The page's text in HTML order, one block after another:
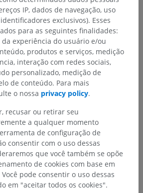
IP, dados de navegação, uso
exclusivos). Esses
para as seguintes finalidades:
experiência do usuário e/ou
produtos e serviços, medição
interação com redes sociais,
personalizado, medição de
de conteúdo. Para mais
o nossa privacy policy.
recusar ou retirar seu
a qualquer momento
de configuração de
consentir com o uso dessas
que você também se opõe
de cookies com base em
pode consentir o uso dessas
em "aceitar todos os cookies".